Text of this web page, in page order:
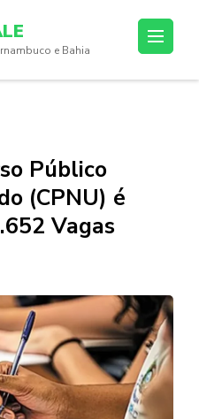
e Bahia
Público
(CPNU) é
Vagas